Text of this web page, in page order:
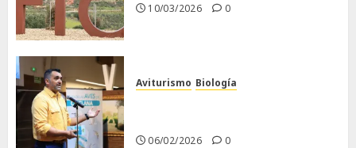
10/03/2026 0
Aviturismo Biología
06/02/2026 0